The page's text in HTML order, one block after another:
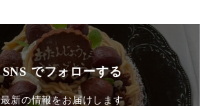
SNS でフォローする
最新の情報をお届けします